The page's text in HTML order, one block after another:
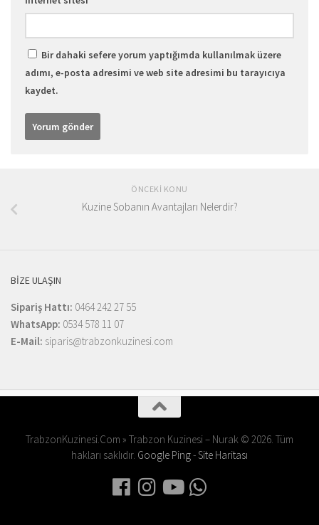
Bir dahaki sefere yorum yaptığımda kullanılmak üzere
adımı, e-posta adresimi ve web site adresimi bu tarayıcıya
kaydet.
ÖNCEKI KONU
Kuzine Sobanın Avantajları Nelerdir?
BIZE ULAŞIN
Sipariş Hattı: 0464 242 27 55
WhatsApp: 0534 578 11 07
E-Mail: siparis@trabzonkuzinesi.com
TrabzonKuzinesi.Com » Trabzon Kuzinesi – Nurak © 2026. Tüm
hakları saklıdır. Google Ping-Site Haritası